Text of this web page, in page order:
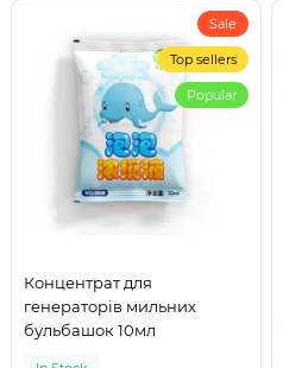
Sale
Top sellers
Popular
Концентрат для
генераторів мильних
бульбашок 10мл